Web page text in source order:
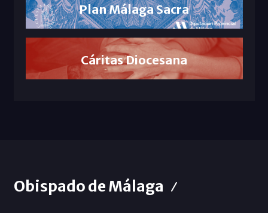
Plan Málaga Sacra
Cáritas Diocesana
Obispado de Málaga